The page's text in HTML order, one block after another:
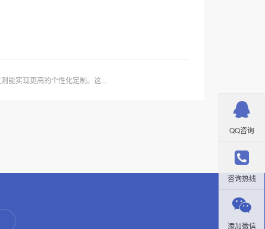
实现更高的个性化定制。这...
QQ咨询
咨询热线
添加微信